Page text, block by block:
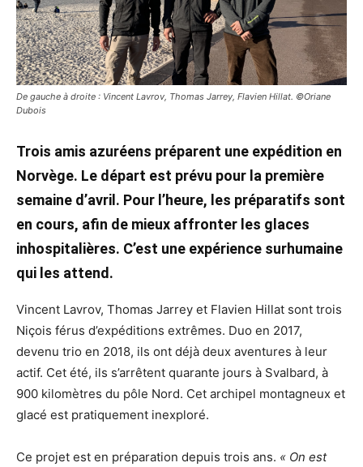
De gauche à droite : Vincent Lavrov, Thomas Jarrey, Flavien Hillat. ©Oriane
Dubois
Trois amis azuréens préparent une expédition en
Norvège. Le départ est prévu pour la première
semaine d’avril. Pour l’heure, les préparatifs sont
en cours, afin de mieux affronter les glaces
inhospitalières. C’est une expérience surhumaine
qui les attend.
Vincent Lavrov, Thomas Jarrey et Flavien Hillat sont trois
Niçois férus d’expéditions extrêmes. Duo en 2017,
devenu trio en 2018, ils ont déjà deux aventures à leur
actif. Cet été, ils s’arrêtent quarante jours à Svalbard, à
900 kilomètres du pôle Nord. Cet archipel montagneux et
glacé est pratiquement inexploré.
Ce projet est en préparation depuis trois ans. « On est